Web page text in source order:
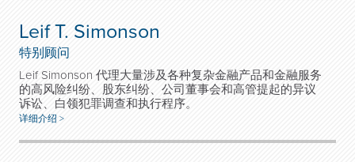
Leif T. Simonson
特别顾问
Leif Simonson 代理大量涉及各种复杂金融产品和金融服务
的高风险纠纷、股东纠纷、公司董事会和高管提起的异议
诉讼、白领犯罪调查和执行程序。
详细介绍 >